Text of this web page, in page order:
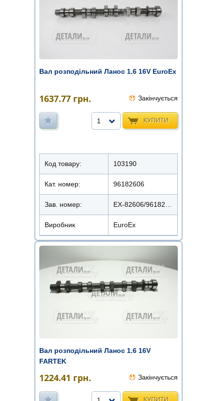
Вал розподільний Ланос 1.6 16V EuroEx
1637.77 грн. Закінчується
КУПИТИ
1
Код товару: 103190
Кат. номер: 96182606
Зав. номер: EX-82606/96182606
Виробник EuroEx
Вал розподільний Ланос 1.6 16V
FARTEK
1224.41 грн. Закінчується
КУПИТИ